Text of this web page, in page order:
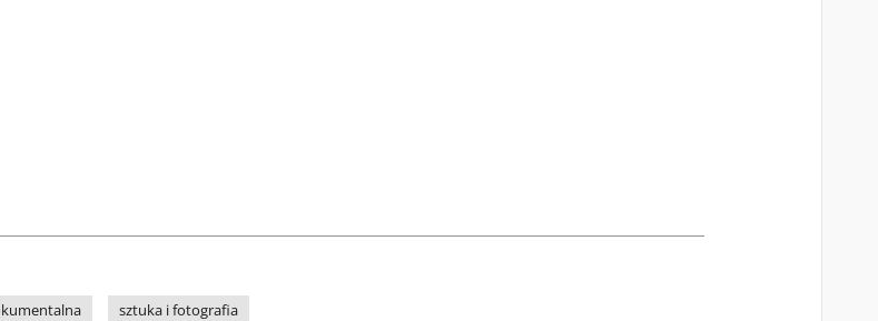
sztuka i fotografia